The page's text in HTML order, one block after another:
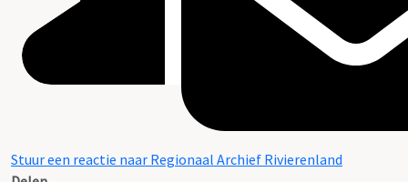
Stuur een reactie naar Regionaal Archief Rivierenland